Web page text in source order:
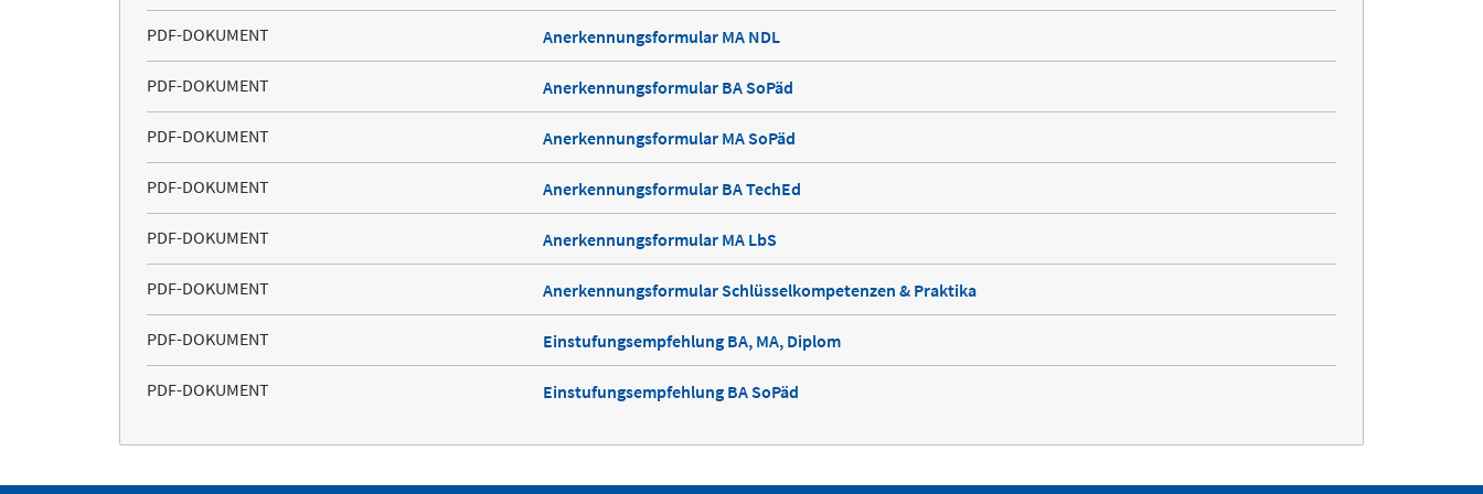
PDF-DOKUMENT Anerkennungsformular MA NDL
PDF-DOKUMENT Anerkennungsformular BA SoPäd
PDF-DOKUMENT Anerkennungsformular MA SoPäd
PDF-DOKUMENT Anerkennungsformular BA TechEd
PDF-DOKUMENT Anerkennungsformular MA LbS
PDF-DOKUMENT Anerkennungsformular Schlüsselkompetenzen & Praktika
PDF-DOKUMENT Einstufungsempfehlung BA, MA, Diplom
PDF-DOKUMENT Einstufungsempfehlung BA SoPäd